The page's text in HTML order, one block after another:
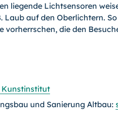
liegende Lichtsensoren
Laub auf den Oberlich­tern.
vorherr­schen, die den
Kunstinstitut
und Sanierung Altbau: